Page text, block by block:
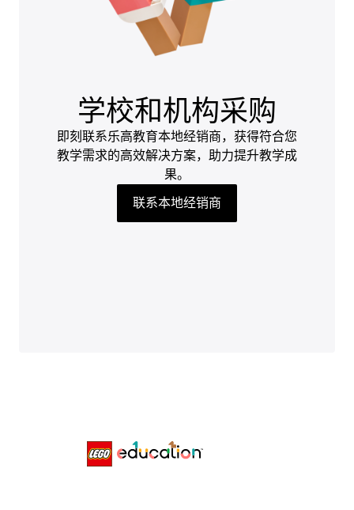
学校和机构采购
即刻联系乐高教育本地经销商，获得符合您
教学需求的高效解决方案，助力提升教学成
果。
联系本地经销商